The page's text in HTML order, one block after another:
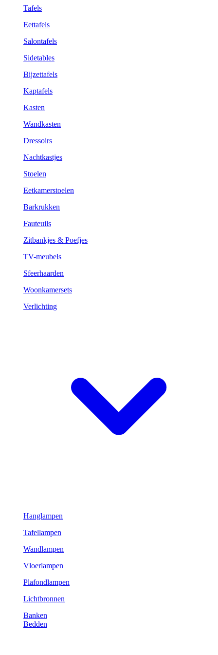
Tafels
Eettafels
Salontafels
Sidetables
Bijzettafels
Kaptafels
Kasten
Wandkasten
Dressoirs
Nachtkastjes
Stoelen
Eetkamerstoelen
Barkrukken
Fauteuils
Zitbankjes & Poefjes
TV-meubels
Sfeerhaarden
Woonkamersets
Verlichting
Hanglampen
Tafellampen
Wandlampen
Vloerlampen
Plafondlampen
Lichtbronnen
Banken
Bedden